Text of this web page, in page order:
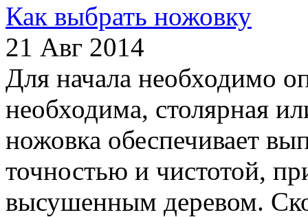
Как выбрать ножовку
21 Авг 2014
Для начала необходимо
необходима, столярная
ножовка обеспечивает
точностью и чистотой,
высушенным деревом.